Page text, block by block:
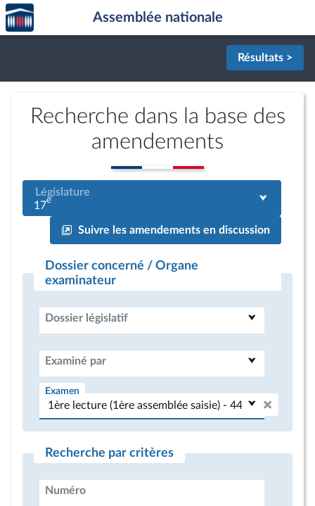
Aller au contenu
Aller en bas de la page
Accèder
à la
page
Assemblée nationale
Résultats >
Recherche dans la base des
amendements
Législature
17e
Suivre les amendements en discussion
Dossier concerné / Organe
examinateur
Dossier législatif
Examiné par
Examen
Recherche par critères
Numéro